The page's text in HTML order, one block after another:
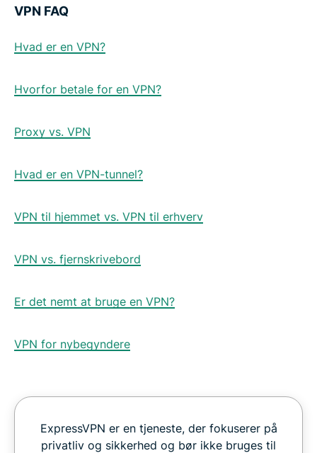
VPN FAQ
Hvad er en VPN?
Hvorfor betale for en VPN?
Proxy vs. VPN
Hvad er en VPN-tunnel?
VPN til hjemmet vs. VPN til erhverv
VPN vs. fjernskrivebord
Er det nemt at bruge en VPN?
VPN for nybegyndere
ExpressVPN er en tjeneste, der fokuserer på
privatliv og sikkerhed og bør ikke bruges til